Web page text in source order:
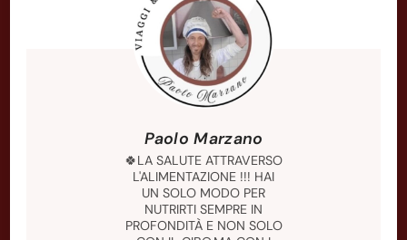
Paolo Marzano
🍀LA SALUTE ATTRAVERSO
L'ALIMENTAZIONE !!! HAI
UN SOLO MODO PER
NUTRIRTI SEMPRE IN
PROFONDITÀ E NON SOLO